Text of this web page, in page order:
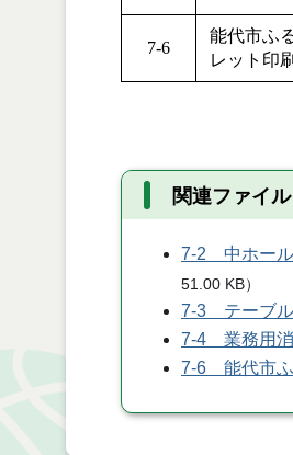
7-6
能代市ふ
レット印刷
関連ファイル
7-2 中ホール
51.00 KB）
7-3 テーブ
7-4 業務用
7-6 能代市